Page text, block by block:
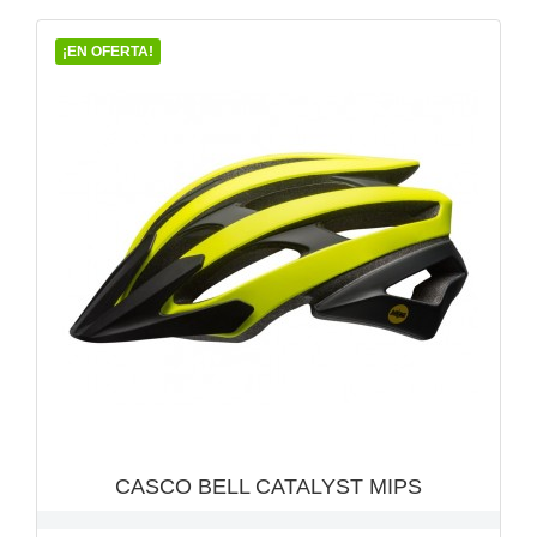
¡EN OFERTA!
CASCO BELL CATALYST MIPS
VISTA RÁPIDA